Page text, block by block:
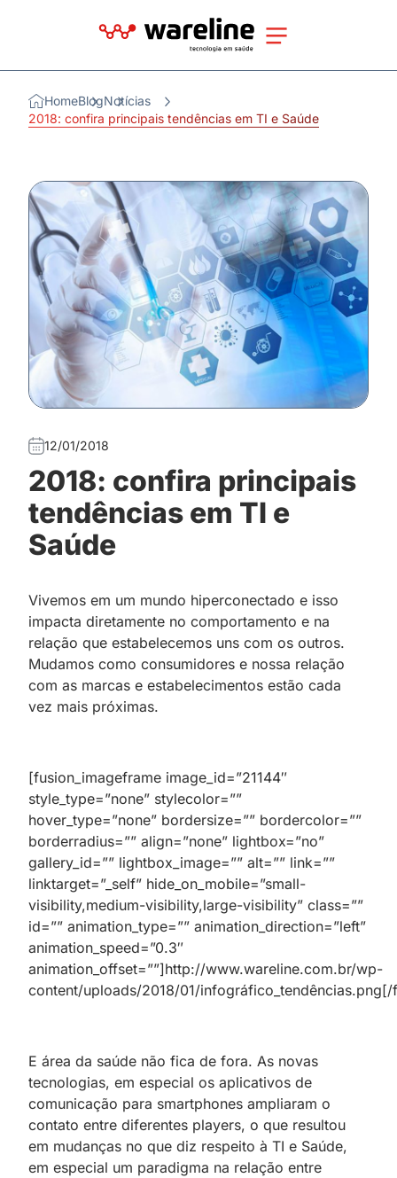
HomeBlogNotícias
2018: confira principais tendências em TI e Saúde
12/01/2018
2018: confira principais
tendências em TI e
Saúde
Vivemos em um mundo hiperconectado e isso
impacta diretamente no comportamento e na
relação que estabelecemos uns com os outros.
Mudamos como consumidores e nossa relação
com as marcas e estabelecimentos estão cada
vez mais próximas.
[fusion_imageframe image_id=”21144″
style_type=”none” stylecolor=””
hover_type=”none” bordersize=”” bordercolor=””
borderradius=”” align=”none” lightbox=”no”
gallery_id=”” lightbox_image=”” alt=”” link=””
linktarget=”_self” hide_on_mobile=”small-
visibility,medium-visibility,large-visibility” class=””
id=”” animation_type=”” animation_direction=”left”
animation_speed=”0.3″
animation_offset=””]http://www.wareline.com.br/wp-
content/uploads/2018/01/
E área da saúde não fica de fora. As novas
tecnologias, em especial os aplicativos de
comunicação para smartphones ampliaram o
contato entre diferentes players, o que resultou
em mudanças no que diz respeito à TI e Saúde,
em especial um paradigma na relação entre